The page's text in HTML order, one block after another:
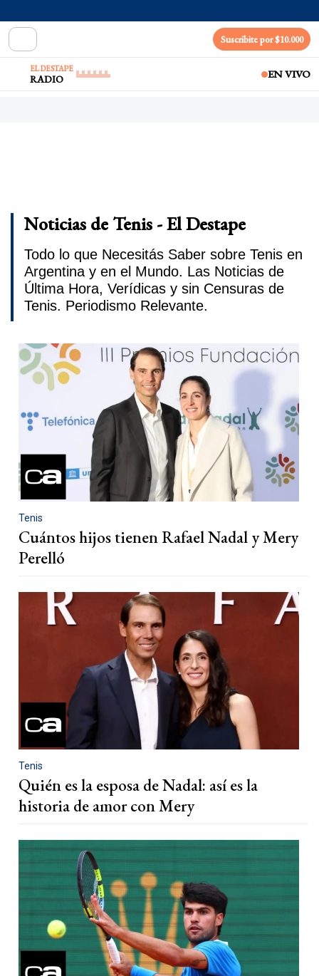
Suscribite por $10.000
EL DESTAPE
RADIO EN VIVO
Noticias de Tenis - El Destape
Todo lo que Necesitás Saber sobre Tenis en
Argentina y en el Mundo. Las Noticias de
Última Hora, Verídicas y sin Censuras de
Tenis. Periodismo Relevante.
Tenis
Cuántos hijos tienen Rafael Nadal y Mery
Perelló
Tenis
Quién es la esposa de Nadal: así es la
historia de amor con Mery